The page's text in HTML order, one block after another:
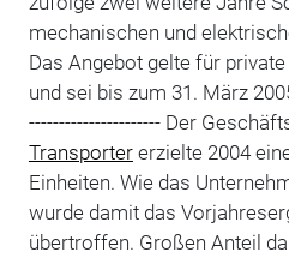
mechanischen und
Das Angebot gelte für
und sei bis zum 31. März
---------------------- Der
Transportererzielte 2004
Einheiten. Wie das
wurde damit das
übertroffen. Großen Anteil